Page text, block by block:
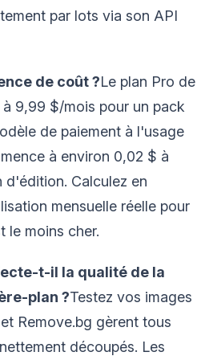
par lots via son API
de coût ?Le plan Pro de
9,99 $/mois pour un pack
de paiement à l'usage
à environ 0,02 $ à
Calculez en
mensuelle réelle pour
le moins cher.
t-il la qualité de la
plan ?Testez vos images
Remove.bg gèrent tous
découpés. Les